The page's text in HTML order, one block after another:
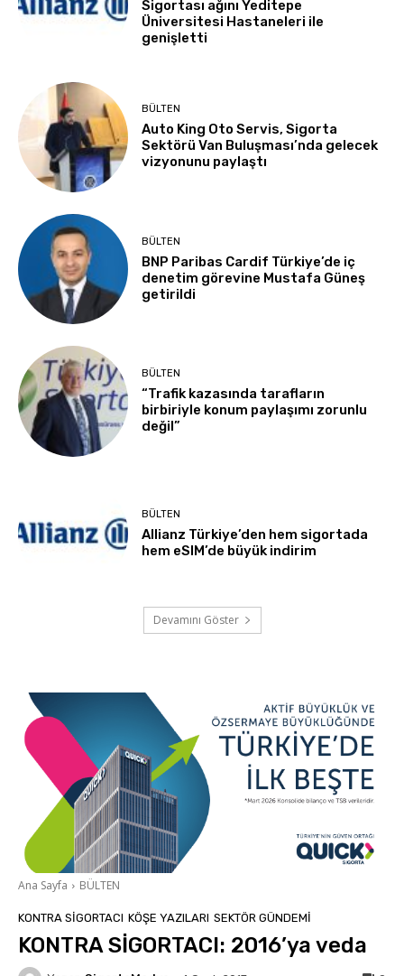
Sigortası ağını Yeditepe
Üniversitesi Hastaneleri ile
genişletti
BÜLTEN
Auto King Oto Servis, Sigorta
Sektörü Van Buluşması’nda gelecek
vizyonunu paylaştı
BÜLTEN
BNP Paribas Cardif Türkiye’de iç
denetim görevine Mustafa Güneş
getirildi
BÜLTEN
“Trafik kazasında tarafların
birbiriyle konum paylaşımı zorunlu
değil”
BÜLTEN
Allianz Türkiye’den hem sigortada
hem eSIM’de büyük indirim
Devamını Göster